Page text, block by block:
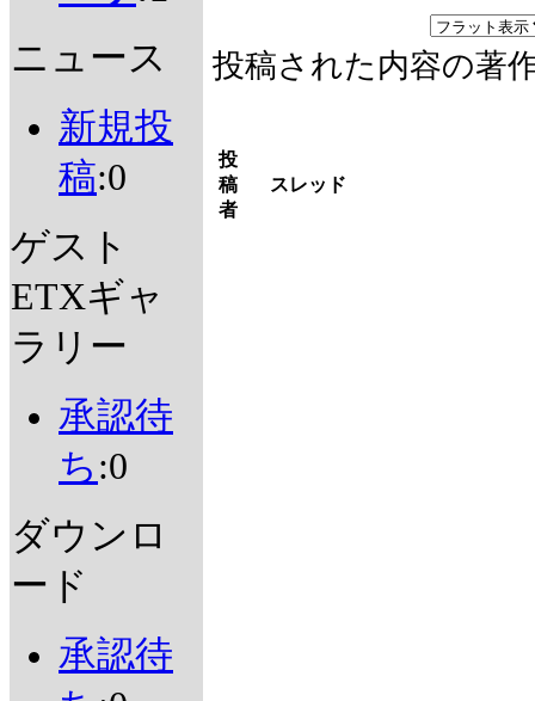
ニュース
新規投
稿:0
ゲスト
ETXギャ
ラリー
承認待
ち :0
ダウンロ
ード
承認待
投稿された内容の著
投
稿
者
スレッド